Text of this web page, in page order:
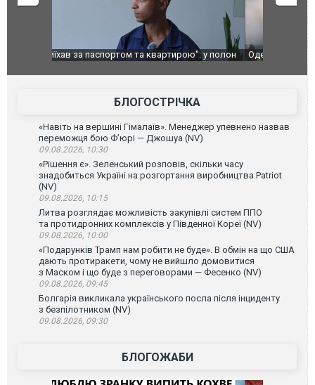
Одесу накрила потужна злива з градом та
Вже
БЛОГОСТРІЧКА
«Навіть на вершині Гімалаїв». Менеджер упевнено назвав
переможця бою Ф’юрі — Джошуа (NV)
09.08.2026, 10:30
«Рішення є». Зеленський розповів, скільки часу
знадобиться Україні на розгортання виробництва Patriot
(NV)
09.08.2026, 10:15
Литва розглядає можливість закупівлі систем ППО
та протидронних комплексів у Південної Кореї (NV)
09.08.2026, 10:00
«Подарунків Трамп нам робити не буде». В обмін на що США
дають протиракети, чому не вийшло домовитися
з Маском і що буде з переговорами — Фесенко (NV)
09.08.2026, 09:45
Болгарія викликала українського посла після інциденту
з безпілотником (NV)
09.08.2026, 09:30
БЛОГОЖАБИ